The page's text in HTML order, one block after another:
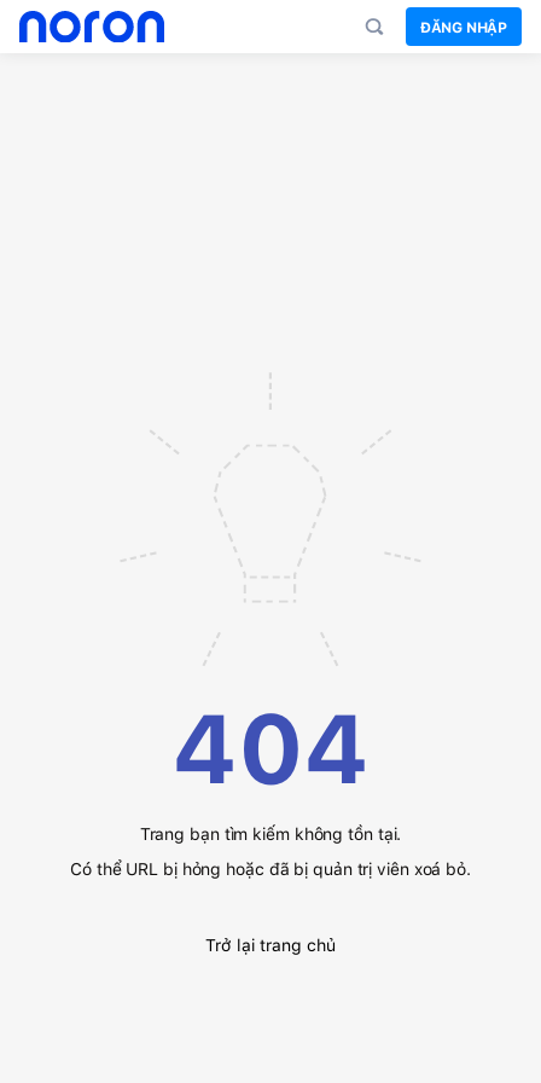
ĐĂNG NHẬP
404
Trang bạn tìm kiếm không tồn tại.
Có thể URL bị hỏng hoặc đã bị quản trị viên xoá bỏ.
Trở lại trang chủ